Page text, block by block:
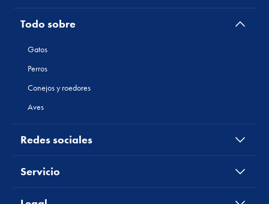
Todo sobre
Gatos
Perros
Conejos y roedores
Aves
Redes sociales
Servicio